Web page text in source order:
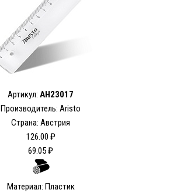
Артикул: AH23017
Производитель: Aristo
Страна: Австрия
126.00 ₽
69.05 ₽
Материал: Пластик